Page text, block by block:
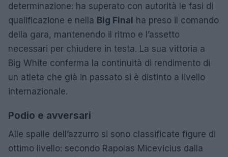
determinazione: ha superato con autorità le fasi di
qualificazione e nella Big Final
ha preso il comando
della gara, mantenendo il ritmo e l’assetto
necessari per chiudere in testa. La sua vittoria a
Big White conferma la continuità di rendimento di
un atleta che già in passato si è distinto a livello
internazionale.
Podio e avversari
Alle spalle dell’azzurro si sono classificate figure di
ottimo livello: secondo Rapolas Micevicius dalla